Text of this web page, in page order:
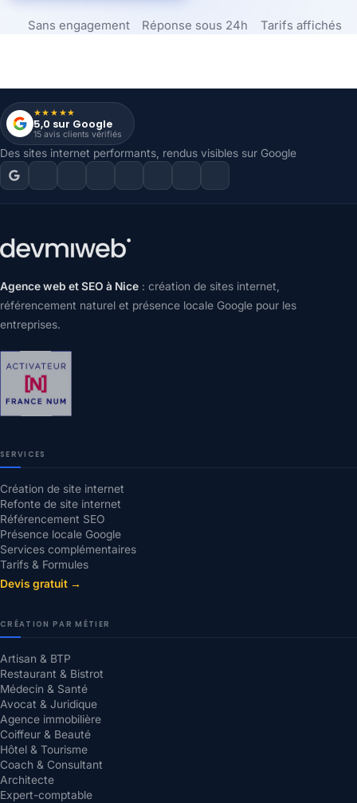
Sans engagement Réponse sous 24h Tarifs affichés
★★★★★
5,0 sur Google
15 avis clients vérifiés
Des sites internet performants, rendus visibles sur Google
Agence web et SEO à Nice : création de sites internet,
référencement naturel et présence locale Google pour les
entreprises.
SERVICES
Création de site internet
Refonte de site internet
Référencement SEO
Présence locale Google
Services complémentaires
Tarifs & Formules
Devis gratuit →
CRÉATION PAR MÉTIER
Artisan & BTP
Restaurant & Bistrot
Médecin & Santé
Avocat & Juridique
Agence immobilière
Coiffeur & Beauté
Hôtel & Tourisme
Coach & Consultant
Architecte
Expert-comptable